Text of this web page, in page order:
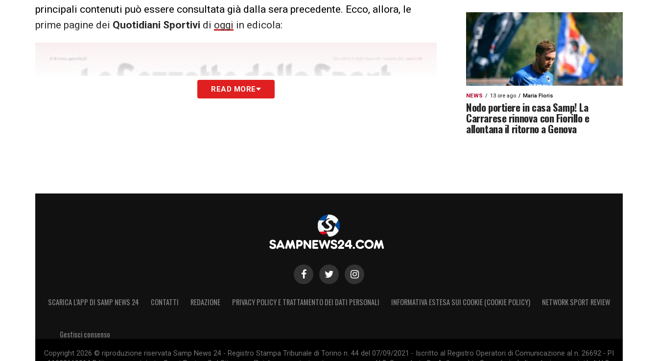
principali contenuti può essere consultata già dalla sera precedente. Ecco, allora, le
prime pagine dei Quotidiani Sportivi di oggi in edicola:
READ MORE
NEWS 13 ore ago Maria Floris
Nodo portiere in casa Samp! La
Carrarese rinnova con Fiorillo e
allontana il ritorno a Genova
SCARICA L’APP DI SAMP NEWS 24 CONTATTI REDAZIONE PRIVACY POLICY E TRATTAMENTO DEI DATI PERSONALI INFORMATIVA ESTESA SUI COOKIE (COOKIE POLICY) NETWORK SPORT REVIEW
Gestisci consenso
Copyright 2026 © riproduzione riservata Samp News 24 - Registro Stampa Tribunale di Torino n. 44 del 07/09/2021 - Iscritto al Registro Operatori di Comunicazione al n. 26692 - PI